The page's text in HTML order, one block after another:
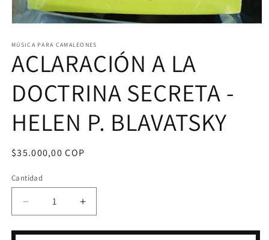
multimedia
en
una
modal
MÚSICA PARA CAMALEONES
ACLARACIÓN A LA
DOCTRINA SECRETA -
HELEN P. BLAVATSKY
Precio
$35.000,00 COP
Cantidad
Reducir
cantidad
para
Aumentar
cantidad
para